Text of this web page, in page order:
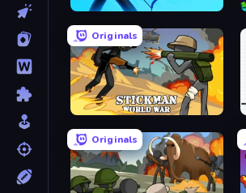
Archers Random
Originals
Stickman World War
Originals